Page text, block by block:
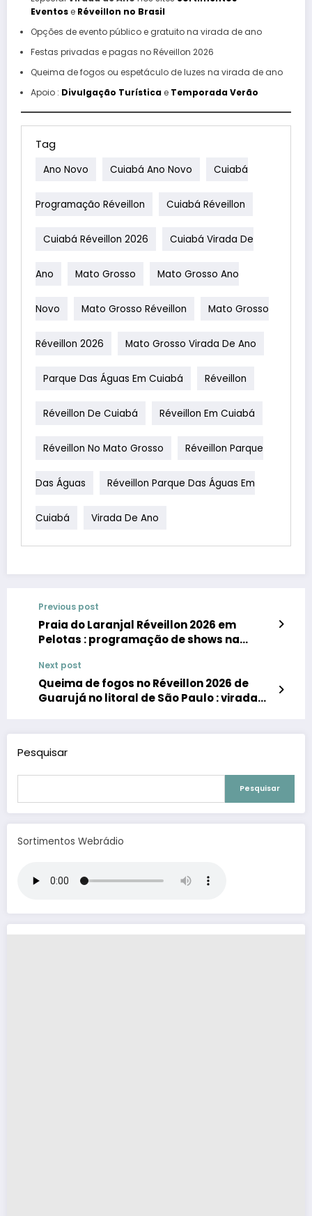
Eventose Réveillon no Brasil
Opções de evento público e gratuito na virada de ano
Festas privadas e pagas no Réveillon 2026
Queima de fogos ou espetáculo de luzes na virada de ano
Apoio : Divulgação Turísticae Temporada Verão
Tag
Ano Novo Cuiabá Ano Novo Cuiabá
Programação Réveillon Cuiabá Réveillon
Cuiabá Réveillon 2026 Cuiabá Virada De
Ano Mato Grosso Mato Grosso Ano
Novo Mato Grosso Réveillon Mato Grosso
Réveillon 2026 Mato Grosso Virada De Ano
Parque Das Águas Em Cuiabá Réveillon
Réveillon De Cuiabá Réveillon Em Cuiabá
Réveillon No Mato Grosso Réveillon Parque
Das Águas Réveillon Parque Das Águas Em
Cuiabá Virada De Ano
Previous post
Praia do Laranjal Réveillon 2026 em
Pelotas : programação de shows na
Next post
Queima de fogos no Réveillon 2026 de
Guarujá no litoral de São Paulo : virada
Pesquisar
Pesquisar
Sortimentos Webrádio